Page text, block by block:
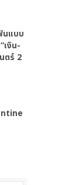
นแบบ
เงิน-
ตร์ 2